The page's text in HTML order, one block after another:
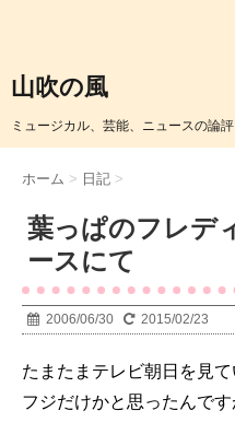
山吹の風
ミュージカル、芸能、ニュースの論評
ホーム > 日記 >
葉っぱのフレデ
ースにて
2006/06/30 2015/02/23
たまたまテレビ朝日を見て
フジだけかと思ったんで